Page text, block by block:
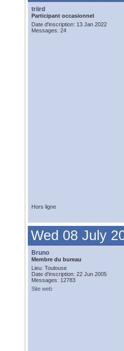
triird
Participant occasionnel
Date d'inscription: 13 Jan 2022
Messages: 24
Hors ligne
Wed 08 July
Bruno
Membre du bureau
Lieu: Toulouse
Date d'inscription: 22 Jun 2005
Messages: 12783
Site web